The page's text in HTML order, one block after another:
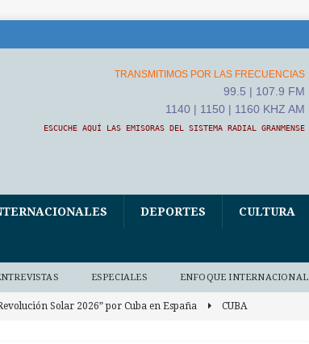
TRANSMITIMOS POR LAS FRECUENCIAS
99.5 | 107.9 FM
1140 | 1150 | 1160 KHZ AM
ESCUCHE AQUÍ LAS EMISORAS DEL SISTEMA RADIAL GRANMENSE
DEPORTES CULTURA
ESPECIALES ENFOQUE INTERNACIONAL
Solar 2026” por Cuba en España CUBA